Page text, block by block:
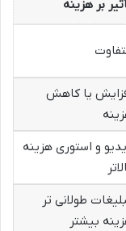
بر هزینه
یا کاهش
و استوری هزینه
طولانی تر
بیشتر